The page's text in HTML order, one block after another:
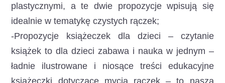
plastycznymi, a te dwie propozycje wpisują się
idealnie w tematykę czystych rączek;
-Propozycje książeczek dla dzieci – czytanie
książek to dla dzieci zabawa i nauka w jednym –
ładnie ilustrowane i niosące treści edukacyjne
książeczki dotyczące mycia rączek – to nasza